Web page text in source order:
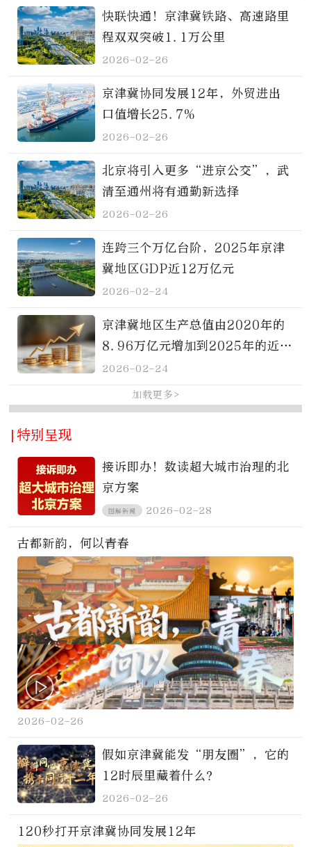
快联快通！京津冀铁路、高速路里
程双双突破1.1万公里
2026-02-26
京津冀协同发展12年，外贸进出
口值增长25.7%
2026-02-26
北京将引入更多“进京公交”，武
清至通州将有通勤新选择
2026-02-26
连跨三个万亿台阶，2025年京津
冀地区GDP近12万亿元
2026-02-24
京津冀地区生产总值由2020年的
8.96万亿元增加到2025年的近1
2万亿元
2026-02-24
加载更多>
|特别呈现
接诉即办！数读超大城市治理的北
京方案
图解新闻 2026-02-28
古都新韵，何以青春
2026-02-26
假如京津冀能发“朋友圈”，它的
12时辰里藏着什么？
2026-02-26
120秒打开京津冀协同发展12年